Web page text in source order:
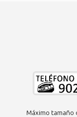
Máximo tamaño